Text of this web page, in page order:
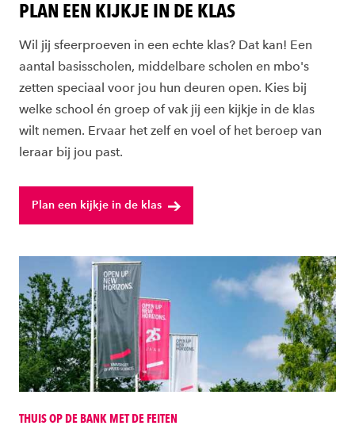
PLAN EEN KIJKJE IN DE KLAS
Wil jij sfeerproeven in een echte klas? Dat kan! Een
aantal basisscholen, middelbare scholen en mbo's
zetten speciaal voor jou hun deuren open. Kies bij
welke school én groep of vak jij een kijkje in de klas
wilt nemen. Ervaar het zelf en voel of het beroep van
leraar bij jou past.
Plan een kijkje in de klas
THUIS OP DE BANK MET DE FEITEN